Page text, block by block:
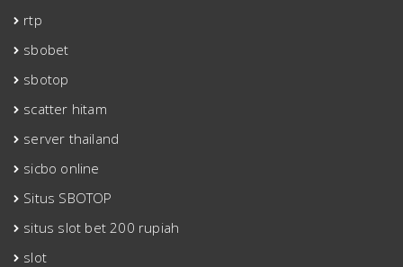
rtp
sbobet
sbotop
scatter hitam
server thailand
sicbo online
Situs SBOTOP
situs slot bet 200 rupiah
slot